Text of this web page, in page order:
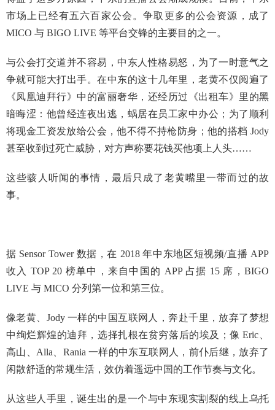
市场上已经有五六百家公会。争取更多的公会资源，成了
MICO 与 BIGO LIVE 等平台交锋的主要目的之一。
与公会打交道并不容易，中东人性格易怒，为了一时意气之
争就可能大打出手。在中东的这十几年里，老黄不仅阅遍了
《凤凰迪拜行》中的富丽奢华，还经历过《出租车》里的黑
暗晦涩：他曾经连夜出逃，蜗居在员工家中办公；为了顺利
将现金工资发放给公会，他不得不持枪防身；他的搭档 Jody
甚至收到过死亡威胁，对方声称要花钱买他项上人头……
这些骇人听闻的事情，最后只成了老黄嘴里一带而过的故
事。
据 Sensor Tower 数据，在 2018 年中东地区短视频/直播 APP
收入 TOP 20 榜单中，来自中国的 APP 占据 15 席，BIGO
LIVE 与 MICO 分列第一位和第三位。
像老黄、Jody 一样的中国互联网人，奔赴千里，放弃了梦想
中绚烂辉煌的迪拜，选择扎根在贫穷落后的埃及；像 Eric、
高山、Alla、Rania 一样的中东互联网人，前仆后继，放弃了
闲散舒适的常规生活，效仿着遥远中国的工作节奏与文化。
从这些人手里，诞生出的是一个与中东现实割裂的线上乌托